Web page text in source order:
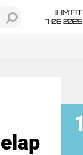
JUM'AT
7 08 2026